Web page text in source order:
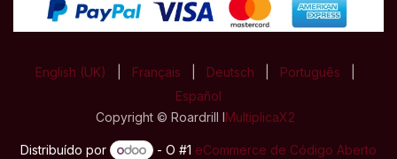
Copyright © Roardrill IMultiplicaX2
English (UK) Français Deutsch Português
Español
Distribuído por - O #1 eCommerce de Código Aberto